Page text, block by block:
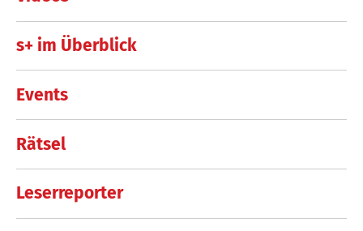
s+ im Überblick
Events
Rätsel
Leserreporter